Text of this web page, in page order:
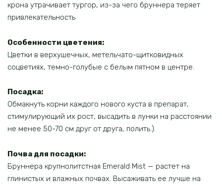
крона утрачивает тургор, из-за чего бруннера теряет
привлекательность
Особенности цветения:
Цветки в верхушечных, метельчато-щитковидных
соцветиях, темно-голубые с белым пятном в центре.
Посадка:
Обмакнуть корни каждого нового куста в препарат,
стимулирующий их рост, высадить в лунки на расстоянии
не менее 50-70 см друг от друга, полить.).
Почва для посадки:
Бруннера крупнолитстная Emerald Mist — растет на
глинистых и влажных почвах. Высаживать ее лучше на